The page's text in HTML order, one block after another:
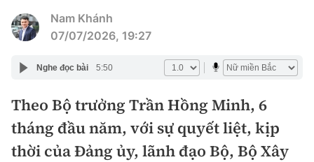
Mới nhất
Thời sự
Chính trị
Xã hội
Xây dựng
Chỉ đạo điều hành
Giao thông
Nam Khánh
07/07/2026, 19:27
Nghe đọc bài 5:50
Theo Bộ trưởng Trần Hồng Minh, 6
tháng đầu năm, với sự quyết liệt, kịp
thời của Đảng ủy, lãnh đạo Bộ, Bộ Xây